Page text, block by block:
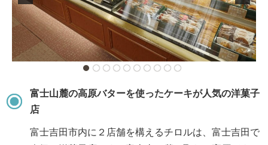
富士山麓の高原バターを使ったケーキが人気の洋菓子
店
富士吉田市内に２店舗を構えるチロルは、富士吉田で